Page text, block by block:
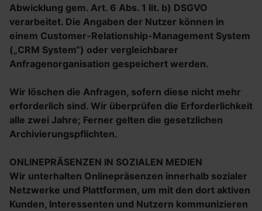
Abwicklung gem. Art. 6 Abs. 1 lit. b) DSGVO
verarbeitet. Die Angaben der Nutzer können in
einem Customer-Relationship-Management System
(„CRM System“) oder vergleichbarer
Anfragenorganisation gespeichert werden.
Wir löschen die Anfragen, sofern diese nicht mehr
erforderlich sind. Wir überprüfen die Erforderlichkeit
alle zwei Jahre; Ferner gelten die gesetzlichen
Archivierungspflichten.
ONLINEPRÄSENZEN IN SOZIALEN MEDIEN
Wir unterhalten Onlinepräsenzen innerhalb sozialer
Netzwerke und Plattformen, um mit den dort aktiven
Kunden, Interessenten und Nutzern kommunizieren